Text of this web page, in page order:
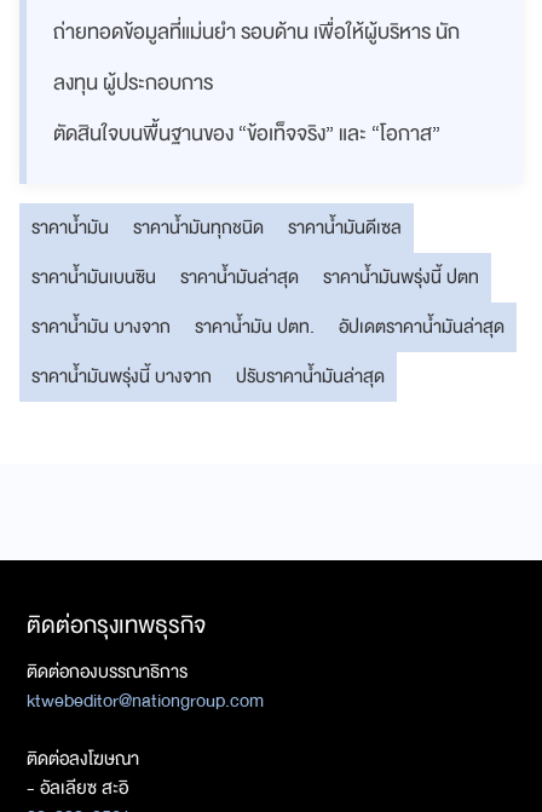
ถ่ายทอดข้อมูลที่แม่นยำ รอบด้าน เพื่อให้ผู้บริหาร นัก
ลงทุน ผู้ประกอบการ
ตัดสินใจบนพื้นฐานของ “ข้อเท็จจริง” และ “โอกาส”
ราคาน้ำมัน ราคาน้ำมันทุกชนิด
ราคาน้ำมันดีเซล
ราคาน้ำมันเบนซิน
ราคาน้ำมันล่าสุด
ราคาน้ำมันพรุ่งนี้ ปตท
ราคาน้ำมัน บางจาก
ราคาน้ำมัน ปตท.
อัปเดต​​​​​​​ราคาน้ำมันล่าสุด
ราคาน้ำมันพรุ่งนี้ บางจาก
ปรับราคาน้ำมันล่าสุด
ติดต่อกรุงเทพธุรกิจ
ติดต่อกองบรรณาธิการ
ktwebeditor@nationgroup.com
ติดต่อลงโฆษณา
- อัลเลียซ สะอิ